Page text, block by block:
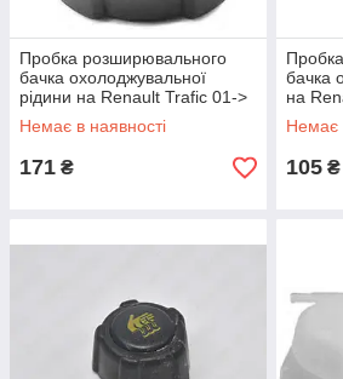
Пробка розширювального
бачка охолоджувальної
рідини на Renault Trafic 01->
— Vernet (Франція) - RC0016
Немає в наявності
171 ₴
бачка
на
Triclo
Немає
105 ₴